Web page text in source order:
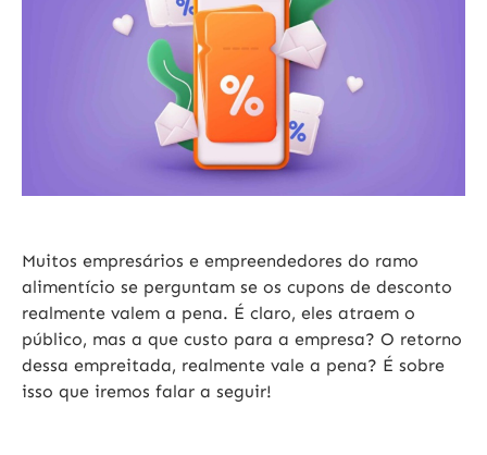
Muitos empresários e empreendedores do ramo
alimentício se perguntam se os cupons de desconto
realmente valem a pena. É claro, eles atraem o
público, mas a que custo para a empresa? O retorno
dessa empreitada, realmente vale a pena? É sobre
isso que iremos falar a seguir!